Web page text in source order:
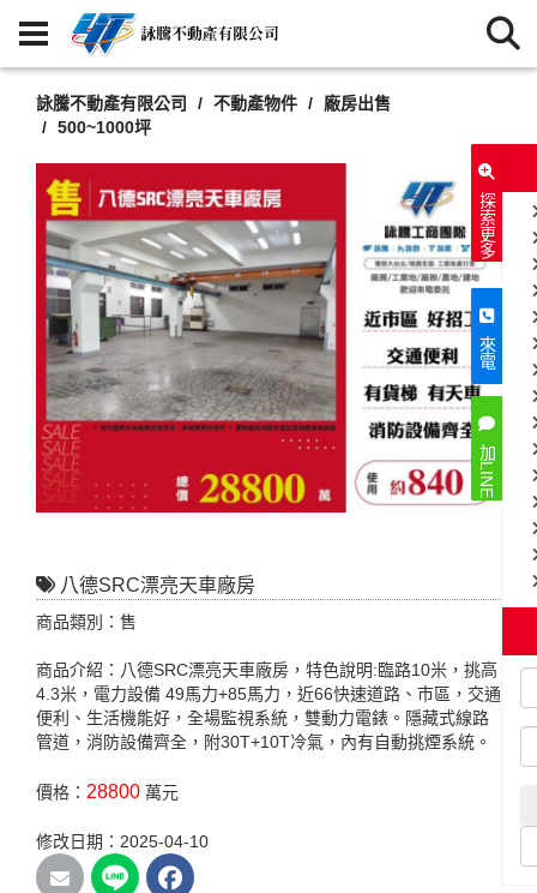
詠騰不動產有限公司 不動產物件
廠房出售
500~1000坪
八德SRC漂亮天車廠房
商品類別：售
商品介紹：八德SRC漂亮天車廠房，特色說明:臨路10米，挑高
4.3米，電力設備 49馬力+85馬力，近66快速道路、市區，交通
便利、生活機能好，全場監視系統，雙動力電錶。隱藏式線路
管道，消防設備齊全，附30T+10T冷氣，內有自動挑煙系統。
價格： 28800 萬元
修改日期：2025-04-10